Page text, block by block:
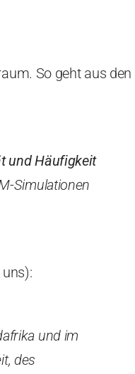
So geht aus den
und Häufigkeit
Simulationen
und im
des